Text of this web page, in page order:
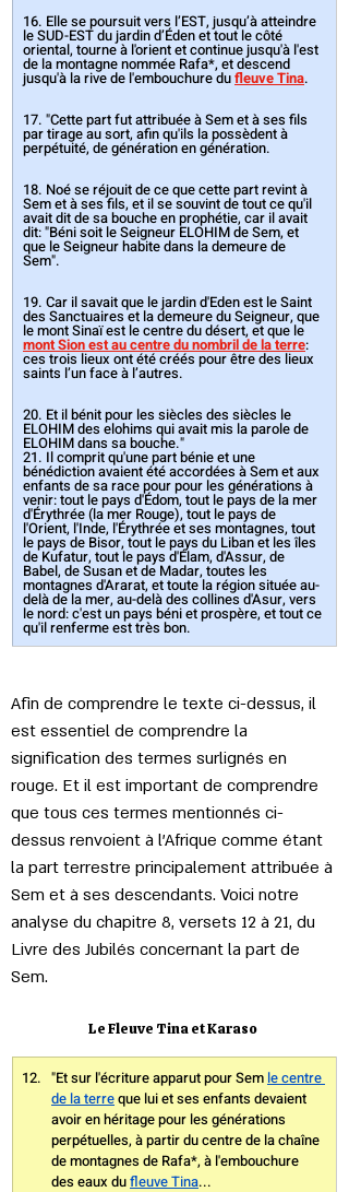
16. Elle se poursuit vers l’EST, jusqu’à atteindre
le SUD-EST du jardin d’Éden et tout le côté
oriental, tourne à l'orient et continue jusqu'à l'est
de la montagne nommée Rafa*, et descend
jusqu'à la rive de l'embouchure du fleuve Tina.
17. "Cette part fut attribuée à Sem et à ses fils
par tirage au sort, afin qu'ils la possèdent à
perpétuité, de génération en génération.​
18. Noé se réjouit de ce que cette part revint à
Sem et à ses fils, et il se souvint de tout ce qu'il
avait dit de sa bouche en prophétie, car il avait
dit: "Béni soit le Seigneur ELOHIM de Sem, et
que le Seigneur habite dans la demeure de
Sem".​
19. Car il savait que le jardin d'Eden est le Saint
des Sanctuaires et la demeure du Seigneur, que
le mont Sinaï est le centre du désert, et que le
mont Sion est au centre du nombril de la terre:
ces trois lieux ont été créés pour être des lieux
saints l’un face à l’autres.​
20. Et il bénit pour les siècles des siècles le
ELOHIM des elohims qui avait mis la parole de
ELOHIM dans sa bouche."​​​
21. Il comprit qu'une part bénie et une
bénédiction avaient été accordées à Sem et aux
enfants de sa race pour pour les générations à
venir: tout le pays d'Édom, tout le pays de la mer
d'Érythrée (la mer Rouge), tout le pays de
l'Orient, l'Inde, l'Érythrée et ses montagnes, tout
le pays de Bisor, tout le pays du Liban et les îles
de Kufatur, tout le pays d'Élam, d'Assur, de
Babel, de Susan et de Madar, toutes les
montagnes d'Ararat, et toute la région située au-
delà de la mer, au-delà des collines d'Asur, vers
le nord: c'est un pays béni et prospère, et tout ce
qu'il renferme est très bon.
Afin de comprendre le texte ci-dessus, il
est essentiel de comprendre la
signification des termes surlignés en
rouge. Et il est important de comprendre
que tous ces termes mentionnés ci-
dessus renvoient à l'Afrique comme étant
la part terrestre principalement attribuée à
Sem et à ses descendants. Voici notre
analyse du chapitre 8, versets 12 à 21, du
Livre des Jubilés concernant la part de
Sem.
Le Fleuve Tina et Karaso
"Et sur l'écriture apparut pour Sem le centre
de la terre que lui et ses enfants devaient
avoir en héritage pour les générations
perpétuelles, à partir du centre de la chaîne
de montagnes de Rafa*, à l'embouchure
des eaux du fleuve Tina...